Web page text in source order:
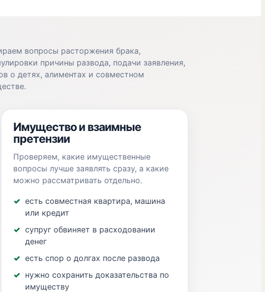
вопросы расторжения брака,
причины развода, подачи заявления,
о детях, алиментах и совместном
Имущество и взаимные
претензии
Проверяем, какие имущественные
вопросы лучше заявлять сразу, а какие
можно рассматривать отдельно.
есть совместная квартира, машина
или кредит
супруг обвиняет в расходовании
денег
есть спор о долгах после развода
нужно сохранить доказательства по
имуществу